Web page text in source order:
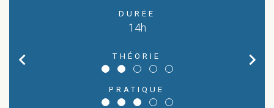
chevron_left
DURÉE
14h
THÉORIE
PRATIQUE
chevron_right